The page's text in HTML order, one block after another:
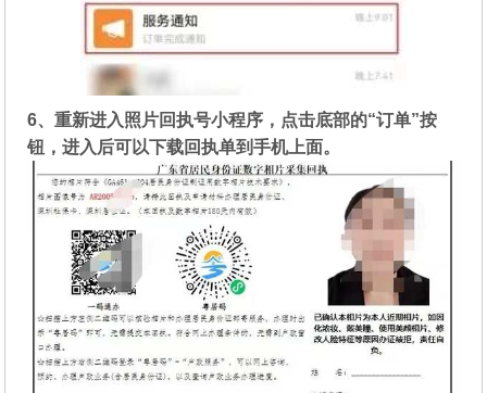
6、重新进入照片回执号小程序，点击底部的“订单”按
钮，进入后可以下载回执单到手机上面。